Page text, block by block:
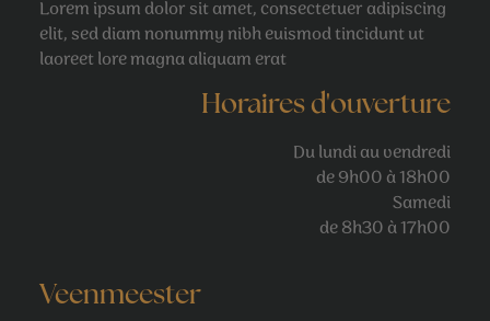
Lorem ipsum dolor sit amet, consectetuer adipiscing
elit, sed diam nonummy nibh euismod tincidunt ut
laoreet lore magna aliquam erat
Horaires d'ouverture
Du lundi au vendredi
de 9h00 à 18h00
Samedi
de 8h30 à 17h00
Veenmeester